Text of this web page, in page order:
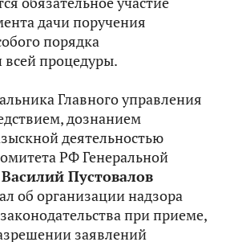
дачи поручения
порядка
процедуры.
Главного управления
дознанием
деятельностью
РФ Генеральной
Василий Пустовалов
об организации надзора
при приеме,
заявлений